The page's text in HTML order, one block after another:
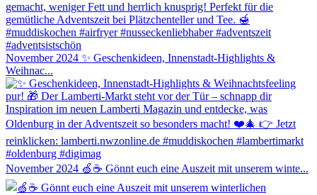
November 2024 ✨ Geschenkideen, Innenstadt-Highlights &
Weihnac...
November 2024 🍏☕ Gönnt euch eine Auszeit mit unserem winte...